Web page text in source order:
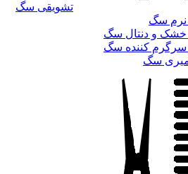
تشویقی سگ
نرم سگ
خشک و دنتال سگ
سرگرم کننده سگ
سگ